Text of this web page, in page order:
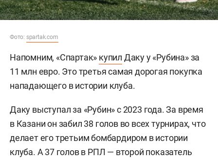
Фото: spartak.com
Напомним, «Спартак» купил Даку у «Рубина» за
11 млн евро. Это третья самая дорогая покупка
нападающего в истории клуба.
Даку выступал за «Рубин» с 2023 года. За время
в Казани он забил 38 голов во всех турнирах, что
делает его третьим бомбардиром в истории
клуба. А 37 голов в РПЛ — второй показатель